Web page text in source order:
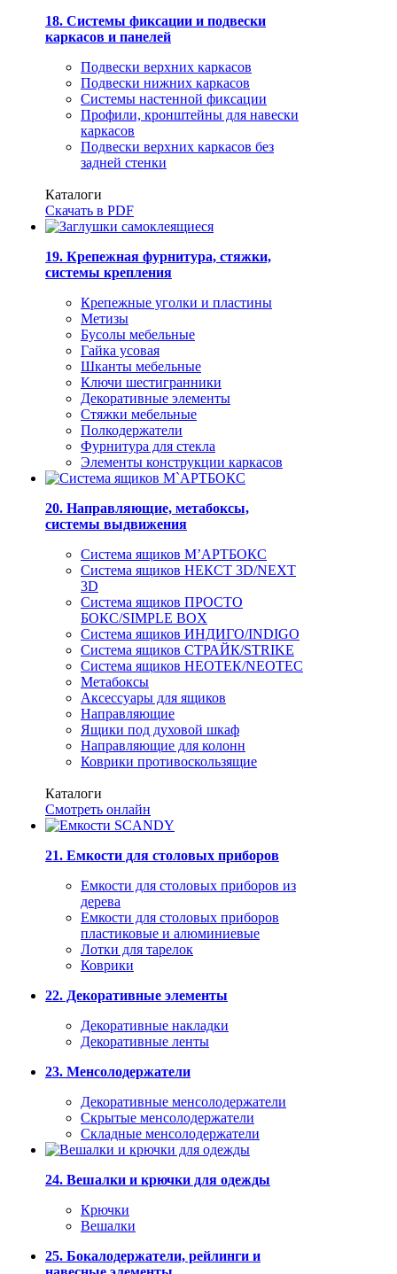
18. Системы фиксации и подвески
каркасов и панелей
Подвески верхних каркасов
Подвески нижних каркасов
Системы настенной фиксации
Профили, кронштейны для навески
каркасов
Подвески верхних каркасов без
задней стенки
Каталоги
Скачать в PDF
19. Крепежная фурнитура, стяжки,
системы крепления
Крепежные уголки и пластины
Метизы
Бусолы мебельные
Гайка усовая
Шканты мебельные
Ключи шестигранники
Декоративные элементы
Стяжки мебельные
Полкодержатели
Фурнитура для стекла
Элементы конструкции каркасов
20. Направляющие, метабоксы,
системы выдвижения
Система ящиков М’АРТБОКС
Система ящиков НЕКСТ 3D/NEXT
3D
Система ящиков ПРОСТО
БОКС/SIMPLE BOX
Система ящиков ИНДИГО/INDIGO
Система ящиков СТРАЙК/STRIKE
Система ящиков НЕОТЕК/NEOTEC
Метабоксы
Аксессуары для ящиков
Направляющие
Ящики под духовой шкаф
Направляющие для колонн
Коврики противоскользящие
Каталоги
Смотреть онлайн
21. Емкости для столовых приборов
Емкости для столовых приборов из
дерева
Емкости для столовых приборов
пластиковые и алюминиевые
Лотки для тарелок
Коврики
22. Декоративные элементы
Декоративные накладки
Декоративные ленты
23. Менсолодержатели
Декоративные менсолодержатели
Скрытые менсолодержатели
Складные менсолодержатели
24. Вешалки и крючки для одежды
Крючки
Вешалки
25. Бокалодержатели, рейлинги и